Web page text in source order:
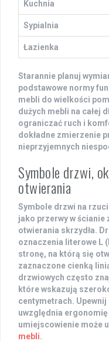
Kuchnia
Sypialnia
Łazienka
Starannie planuj
podstawowe normy
mebli do wielkości
dużych mebli na całej
ograniczać ruch i
dokładne zmierzenie
nieprzyjemnych
Symbole drzwi,
otwierania
Symbole drzwi na
jako przerwy w ścianie
otwierania skrzydła.
oznaczenia literowe L
stronę, na którą się
zaznaczone cienką
drzwiowych często
które wskazują
centymetrach.
uwzględnia ergonomię
umiejscowienie może
mebli.